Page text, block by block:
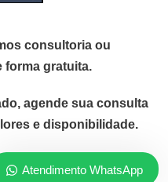
Atendimento WhatsApp
consultoria ou
forma gratuita.
agende sua consulta
e disponibilidade.
lo!